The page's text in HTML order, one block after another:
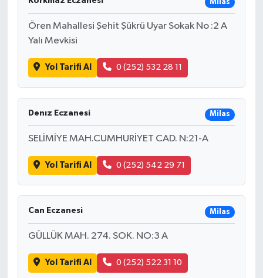
Milas
Ören Mahallesi Şehit Şükrü Uyar Sokak No :2 A
Yalı Mevkisi
Yol Tarifi Al 0 (252) 532 28 11
Denız Eczanesi Milas
SELİMİYE MAH.CUMHURİYET CAD. N:21-A
Yol Tarifi Al 0 (252) 542 29 71
Can Eczanesi Milas
GÜLLÜK MAH. 274. SOK. NO:3 A
Yol Tarifi Al 0 (252) 522 31 10